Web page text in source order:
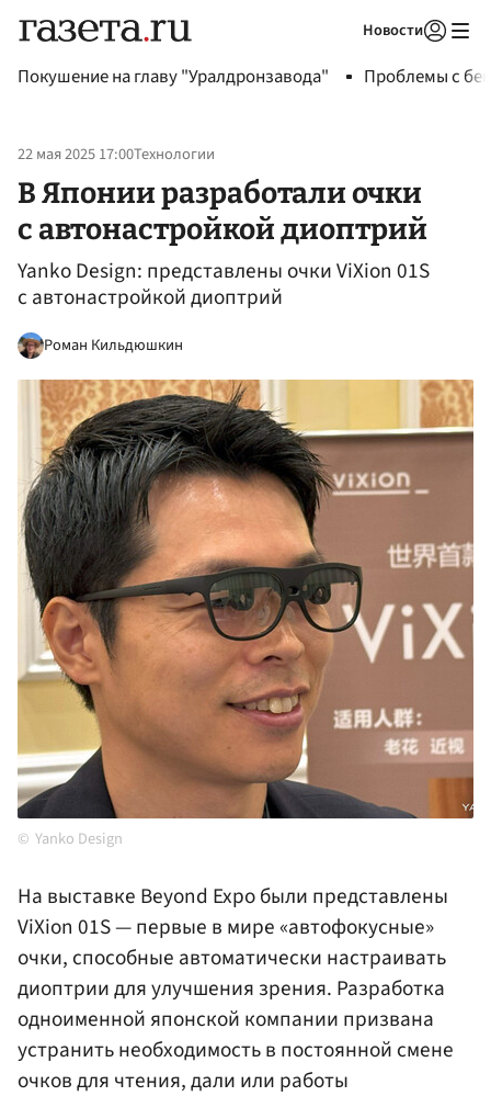
Новости
Покушение на главу "Уралдронзавода" Проблемы с
22 мая 2025 17:00Технологии
В Японии разработали очки
с автонастройкой диоптрий
Yanko Design: представлены очки ViXion 01S
с автонастройкой диоптрий
Роман Кильдюшкин
Yanko Design
На выставке Beyond Expo были представлены
ViXion 01S — первые в мире «автофокусные»
очки, способные автоматически настраивать
диоптрии для улучшения зрения. Разработка
одноименной японской компании призвана
устранить необходимость в постоянной смене
очков для чтения, дали или работы